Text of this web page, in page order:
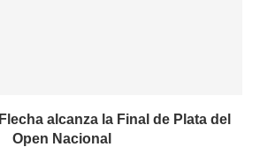
alcanza la Final de Plata del
Open Nacional